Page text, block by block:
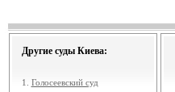
Другие суды Киева:
1. Голосеевский суд